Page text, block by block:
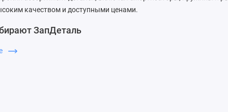
качеством и доступными ценами.
ЗапДеталь